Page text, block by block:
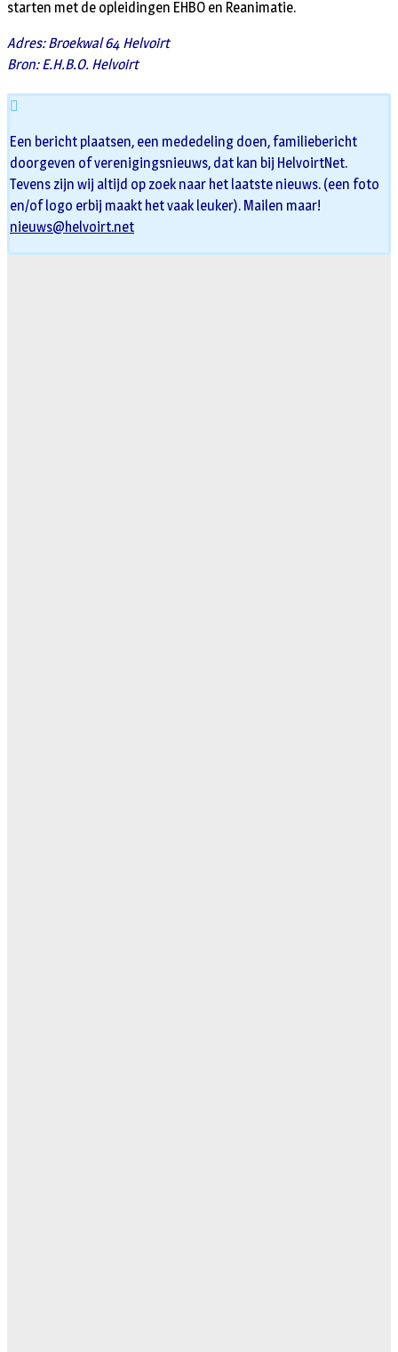
starten met de opleidingen EHBO en Reanimatie.
Adres: Broekwal 64 Helvoirt
Bron: E.H.B.O. Helvoirt
Een bericht plaatsen, een mededeling doen, familiebericht
doorgeven of verenigingsnieuws, dat kan bij HelvoirtNet.
Tevens zijn wij altijd op zoek naar het laatste nieuws. (een foto
en/of logo erbij maakt het vaak leuker). Mailen maar!
nieuws@helvoirt.net